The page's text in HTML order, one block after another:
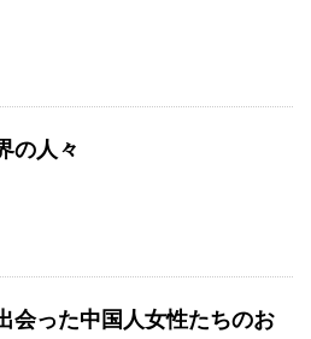
の人々
会った中国人女性たちのお